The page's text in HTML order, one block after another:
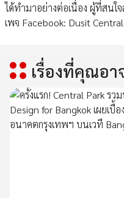
ได้ทำมาอย่างต่อเนื่อง ผู้ที่สนใ
เพจ Facebook: Dusit
เรื่องที่คุณอา